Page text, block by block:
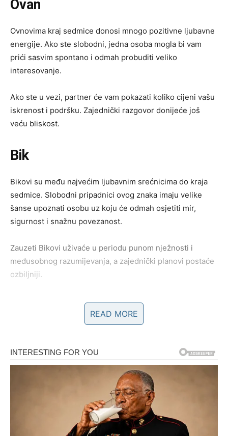
Ovan
Ovnovima kraj sedmice donosi mnogo pozitivne ljubavne
energije. Ako ste slobodni, jedna osoba mogla bi vam
prići sasvim spontano i odmah probuditi veliko
interesovanje.
Ako ste u vezi, partner će vam pokazati koliko cijeni vašu
iskrenost i podršku. Zajednički razgovor donijeće još
veću bliskost.
Bik
Bikovi su među najvećim ljubavnim srećnicima do kraja
sedmice. Slobodni pripadnici ovog znaka imaju velike
šanse upoznati osobu uz koju će odmah osjetiti mir,
sigurnost i snažnu povezanost.
Zauzeti Bikovi uživaće u periodu punom nježnosti i
međusobnog razumijevanja, a zajednički planovi postaće
ozbiljniji.
mogao bi prerasti u nešto mnogo važnije.
Ako ste u vezi, iskrena komunikacija pomoći će da još
bolje razumijete partnerove želje i očekivanja.
READ MORE